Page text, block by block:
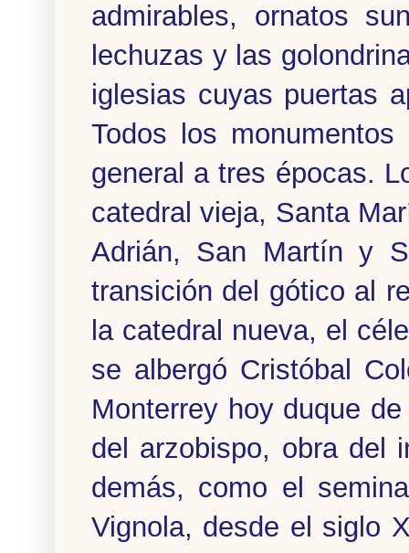
admirables, ornatos
lechuzas y las
iglesias cuyas puertas
Todos los
general a tres épocas.
catedral vieja, Santa
Adrián, San Martín y
transición del gótico al
la catedral nueva, el
se albergó Cristóbal
Monterrey hoy duque
del arzobispo, obra del
demás, como el
Vignola, desde el siglo